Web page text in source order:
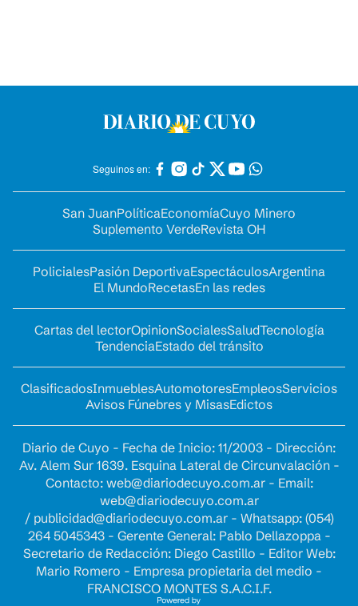
Seguinos en:
San JuanPolíticaEconomíaCuyo Minero
Suplemento VerdeRevista OH
PolicialesPasión DeportivaEspectáculosArgentina
El MundoRecetasEn las redes
Cartas del lectorOpinionSocialesSaludTecnología
TendenciaEstado del tránsito
ClasificadosInmueblesAutomotoresEmpleosServicios
Avisos Fúnebres y MisasEdictos
Diario de Cuyo - Fecha de Inicio: 11/2003 - Dirección:
Av. Alem Sur 1639. Esquina Lateral de Circunvalación -
Contacto: web@diariodecuyo.com.ar- Email:
web@diariodecuyo.com.ar
/ publicidad@diariodecuyo.com.ar- Whatsapp: (054)
264 5045343 - Gerente General: Pablo Dellazoppa -
Secretario de Redacción: Diego Castillo - Editor Web:
Mario Romero - Empresa propietaria del medio -
FRANCISCO MONTES S.A.C.I.F.